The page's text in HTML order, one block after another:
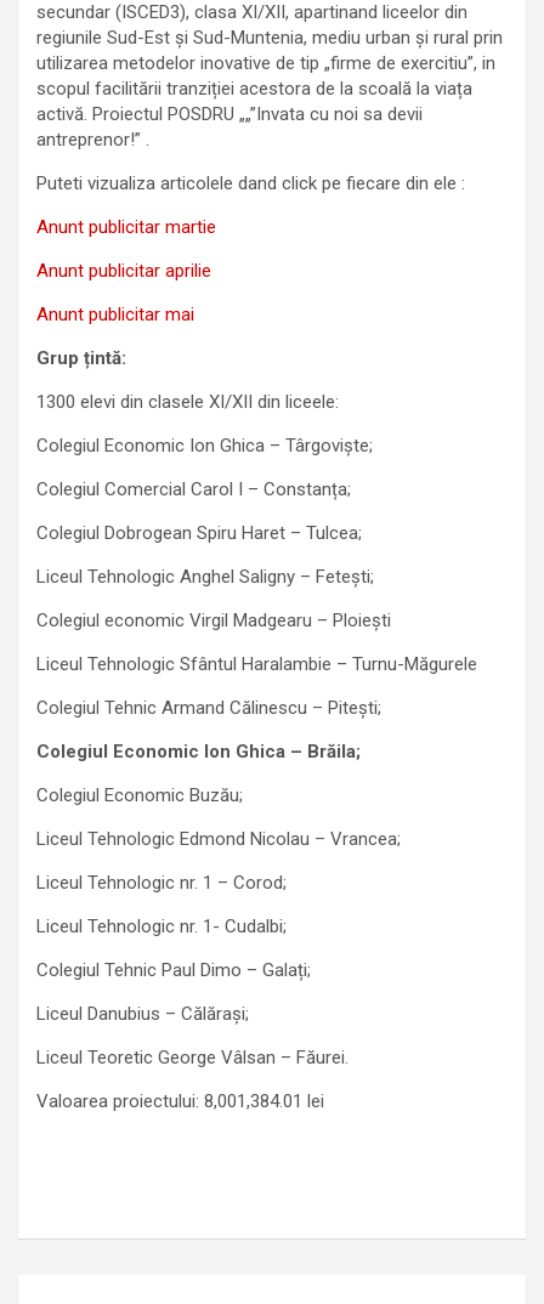
secundar (ISCED3), clasa XI/XII, apartinand liceelor din
regiunile Sud-Est și Sud-Muntenia, mediu urban și rural prin
utilizarea metodelor inovative de tip „firme de exercitiu”, in
scopul facilitării tranziției acestora de la scoală la viața
activă. Proiectul POSDRU „„”Invata cu noi sa devii
antreprenor!” .
Puteti vizualiza articolele dand click pe fiecare din ele :
Anunt publicitar martie
Anunt publicitar aprilie
Anunt publicitar mai
Grup țintă:
1300 elevi din clasele XI/XII din liceele:
Colegiul Economic Ion Ghica – Târgoviște;
Colegiul Comercial Carol I – Constanța;
Colegiul Dobrogean Spiru Haret – Tulcea;
Liceul Tehnologic Anghel Saligny – Fetești;
Colegiul economic Virgil Madgearu – Ploiești
Liceul Tehnologic Sfântul Haralambie – Turnu-Măgurele
Colegiul Tehnic Armand Călinescu – Pitești;
Colegiul Economic Ion Ghica – Brăila;
Colegiul Economic Buzău;
Liceul Tehnologic Edmond Nicolau – Vrancea;
Liceul Tehnologic nr. 1 – Corod;
Liceul Tehnologic nr. 1- Cudalbi;
Colegiul Tehnic Paul Dimo – Galați;
Liceul Danubius – Călărași;
Liceul Teoretic George Vâlsan – Făurei.
Valoarea proiectului: 8,001,384.01 lei